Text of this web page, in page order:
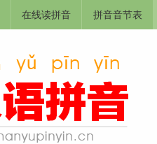
在线读拼音 拼音音节表